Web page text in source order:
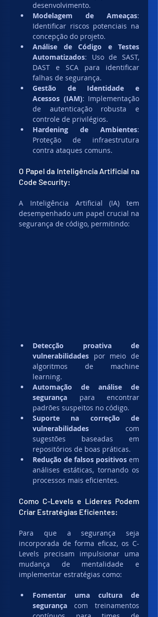
desenvolvimento.
Modelagem de Ameaças:
Identificar riscos potenciais na
concepção do projeto.
Análise de Código e Testes
Automatizados: Uso de SAST,
DAST e SCA para identificar
falhas de segurança.
Gestão de Identidade e
Acessos (IAM): Implementação
de autenticação robusta e
controle de privilégios.
Hardening de Ambientes:
Proteção de infraestrutura
contra ataques comuns.
O Papel da Inteligência Artificial na
Code Security:
A Inteligência Artificial (IA) tem
desempenhado um papel crucial na
segurança de código, permitindo:
Detecção proativa de
vulnerabilidades por meio de
algoritmos de machine
learning.
Automação de análise de
segurança para encontrar
padrões suspeitos no código.
Suporte na correção de
vulnerabilidades com
sugestões baseadas em
repositórios de boas práticas.
Redução de falsos positivos em
análises estáticas, tornando os
processos mais eficientes.
Como C-Levels e Líderes Podem
Criar Estratégias Eficientes:
Para que a segurança seja
incorporada de forma eficaz, os C-
Levels precisam impulsionar uma
mudança de mentalidade e
implementar estratégias como:
Fomentar uma cultura de
segurança com treinamentos